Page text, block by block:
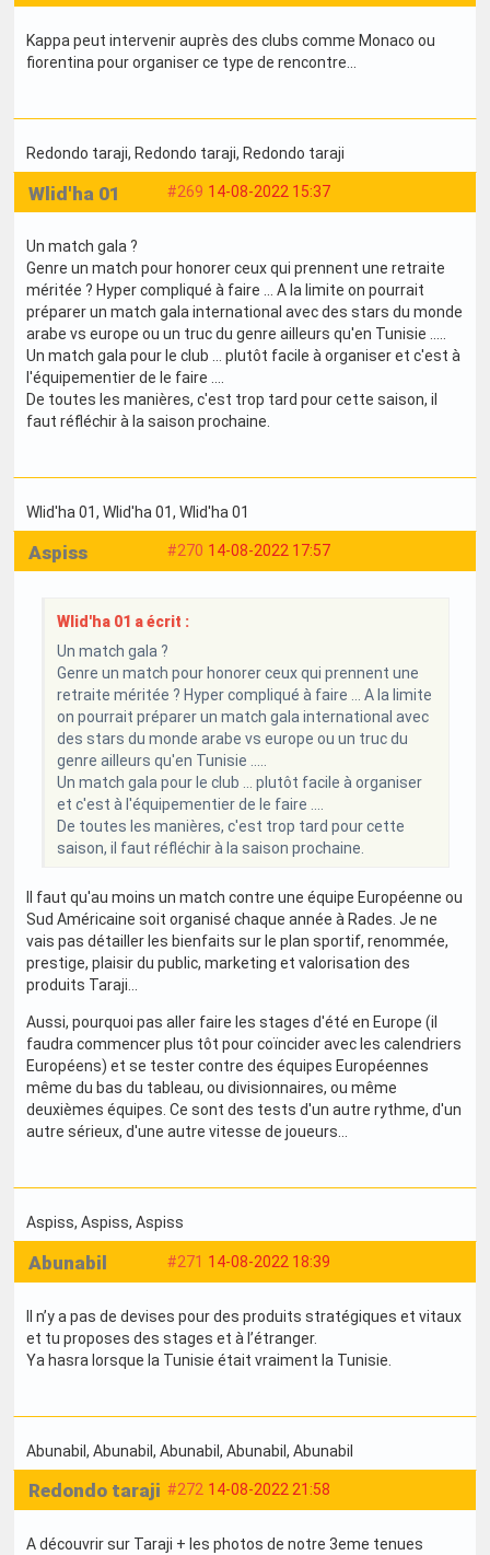
Kappa peut intervenir auprès des clubs comme Monaco ou
fiorentina pour organiser ce type de rencontre...
Redondo taraji, Redondo taraji, Redondo taraji
#269 14-08-2022 15:37
Wlid'ha 01
Un match gala ?
Genre un match pour honorer ceux qui prennent une retraite
méritée ? Hyper compliqué à faire ... A la limite on pourrait
préparer un match gala international avec des stars du monde
arabe vs europe ou un truc du genre ailleurs qu'en Tunisie .....
Un match gala pour le club ... plutôt facile à organiser et c'est à
l'équipementier de le faire ....
De toutes les manières, c'est trop tard pour cette saison, il
faut réfléchir à la saison prochaine.
Wlid'ha 01, Wlid'ha 01, Wlid'ha 01
#270 14-08-2022 17:57
Aspiss
Wlid'ha 01 a écrit :
Un match gala ?
Genre un match pour honorer ceux qui prennent une
retraite méritée ? Hyper compliqué à faire ... A la limite
on pourrait préparer un match gala international avec
des stars du monde arabe vs europe ou un truc du
genre ailleurs qu'en Tunisie .....
Un match gala pour le club ... plutôt facile à organiser
et c'est à l'équipementier de le faire ....
De toutes les manières, c'est trop tard pour cette
saison, il faut réfléchir à la saison prochaine.
Il faut qu'au moins un match contre une équipe Européenne ou
Sud Américaine soit organisé chaque année à Rades. Je ne
vais pas détailler les bienfaits sur le plan sportif, renommée,
prestige, plaisir du public, marketing et valorisation des
produits Taraji...
Aussi, pourquoi pas aller faire les stages d'été en Europe (il
faudra commencer plus tôt pour coïncider avec les calendriers
Européens) et se tester contre des équipes Européennes
même du bas du tableau, ou divisionnaires, ou même
deuxièmes équipes. Ce sont des tests d'un autre rythme, d'un
autre sérieux, d'une autre vitesse de joueurs...
Aspiss, Aspiss, Aspiss
#271 14-08-2022 18:39
Abunabil
Il n’y a pas de devises pour des produits stratégiques et vitaux
et tu proposes des stages et à l’étranger.
Ya hasra lorsque la Tunisie était vraiment la Tunisie.
Abunabil, Abunabil, Abunabil, Abunabil, Abunabil
#272 14-08-2022 21:58
Redondo taraji
A découvrir sur Taraji + les photos de notre 3eme tenues